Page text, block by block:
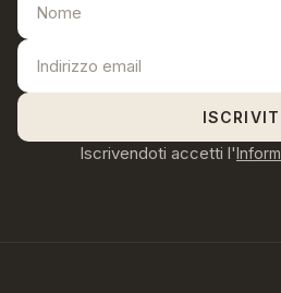
Iscrivendoti accetti l'